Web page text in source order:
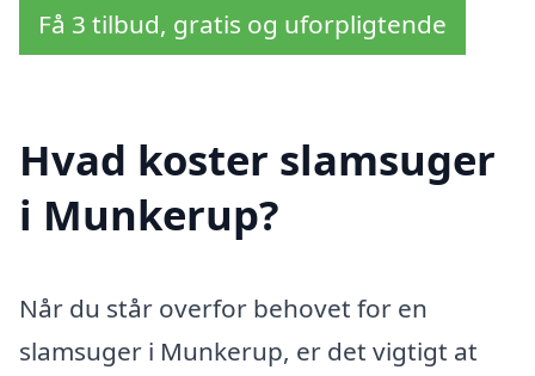
Få 3 tilbud, gratis og uforpligtende
Hvad koster slamsuger
i Munkerup?
Når du står overfor behovet for en
slamsuger i Munkerup, er det vigtigt at